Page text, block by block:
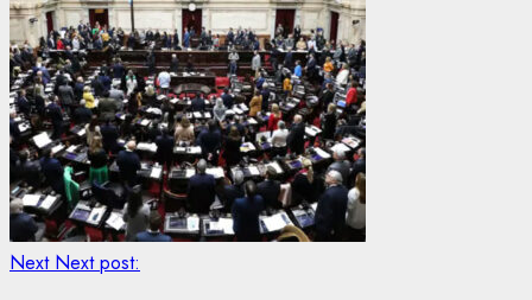
Next Next post: